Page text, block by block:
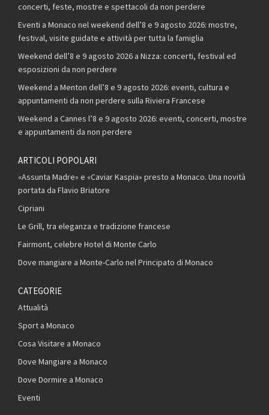
concerti, feste, mostre e spettacoli da non perdere
Eventi a Monaco nel weekend dell’8 e 9 agosto 2026: mostre,
festival, visite guidate e attività per tutta la famiglia
Weekend dell’8 e 9 agosto 2026 a Nizza: concerti, festival ed
esposizioni da non perdere
Weekend a Menton dell’8 e 9 agosto 2026: eventi, cultura e
appuntamenti da non perdere sulla Riviera Francese
Weekend a Cannes l’8 e 9 agosto 2026: eventi, concerti, mostre
e appuntamenti da non perdere
ARTICOLI POPOLARI
«Assunta Madre» e «Caviar Kaspia» presto a Monaco. Una novità
portata da Flavio Briatore
Cipriani
Le Grill, tra eleganza e tradizione francese
Fairmont, celebre Hotel di Monte Carlo
Dove mangiare a Monte-Carlo nel Principato di Monaco
CATEGORIE
Attualità
Sport a Monaco
Cosa Visitare a Monaco
Dove Mangiare a Monaco
Dove Dormire a Monaco
Eventi